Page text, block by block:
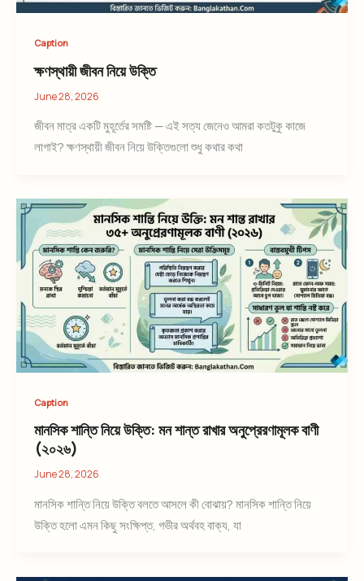
Caption
ক্ষণস্থায়ী জীবন নিয়ে উক্তি
June 28, 2026
জীবন মাত্র একটি মুহূর্তের সমষ্টি — এই সত্য জেনেও আমরা কতটুকু কাজে
লাগাই? ক্ষণস্থায়ী জীবন নিয়ে উক্তিগুলো শুধু কথার কথা
Caption
মানসিক শান্তি নিয়ে উক্তি: মন শান্ত রাখার অনুপ্রেরণামূলক বাণী
(২০২৬)
June 28, 2026
মানসিক শান্তি নিয়ে উক্তি বলতে আসলে কী বোঝায়? মানসিক শান্তি নিয়ে
উক্তি হলো এমন কিছু সংক্ষিপ্ত, গভীর অর্থবহ বাক্য, যা